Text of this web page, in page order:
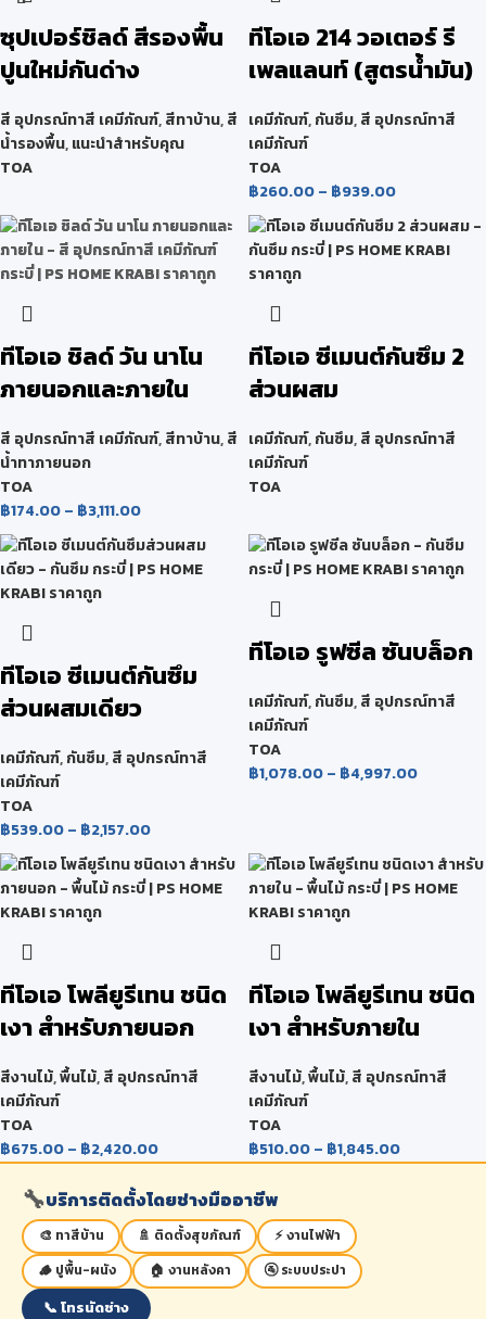
ซุปเปอร์ชิลด์ สีรองพื้น
ปูนใหม่กันด่าง
สี อุปกรณ์ทาสี เคมีภัณฑ์,สีทาบ้าน,สี
น้ำรองพื้น,แนะนำสำหรับคุณ
TOA
ทีโอเอ 214 วอเตอร์ รี
เพลแลนท์ (สูตรน้ำมัน)
เคมีภัณฑ์,กันซึม,สี อุปกรณ์ทาสี
เคมีภัณฑ์
TOA
฿260.00– ฿939.00
ทีโอเอ ชิลด์ วัน นาโน
ภายนอกและภายใน
สี อุปกรณ์ทาสี เคมีภัณฑ์,สีทาบ้าน,สี
น้ำทาภายนอก
TOA
฿174.00– ฿3,111.00
ทีโอเอ ซีเมนต์กันซึม 2
ส่วนผสม
เคมีภัณฑ์,กันซึม,สี อุปกรณ์ทาสี
เคมีภัณฑ์
TOA
ทีโอเอ ซีเมนต์กันซึม
ส่วนผสมเดียว
เคมีภัณฑ์,กันซึม,สี อุปกรณ์ทาสี
เคมีภัณฑ์
TOA
฿539.00– ฿2,157.00
ทีโอเอ รูฟซีล ซันบล็อก
เคมีภัณฑ์,กันซึม,สี อุปกรณ์ทาสี
เคมีภัณฑ์
TOA
฿1,078.00– ฿4,997.00
ทีโอเอ โพลียูรีเทน ชนิด
เงา สำหรับภายนอก
สีงานไม้,พื้นไม้,สี อุปกรณ์ทาสี
เคมีภัณฑ์
TOA
฿675.00– ฿2,420.00
ทีโอเอ โพลียูรีเทน ชนิด
เงา สำหรับภายใน
สีงานไม้,พื้นไม้,สี อุปกรณ์ทาสี
เคมีภัณฑ์
TOA
฿510.00– ฿1,845.00
🔧บริการติดตั้งโดยช่างมืออาชีพ
🎨 ทาสีบ้าน 🚿 ติดตั้งสุขภัณฑ์
⚡ งานไฟฟ้า
🪵 ปูพื้น-ผนัง
🏠 งานหลังคา 🚰 ระบบประปา
📞 โทรนัดช่าง